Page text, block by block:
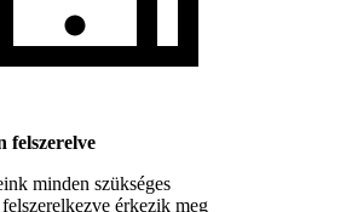
felszerelve
minden szükséges
érkezik meg